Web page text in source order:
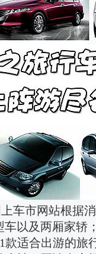
车市网站根据
以及两厢家轿
适合出游的旅